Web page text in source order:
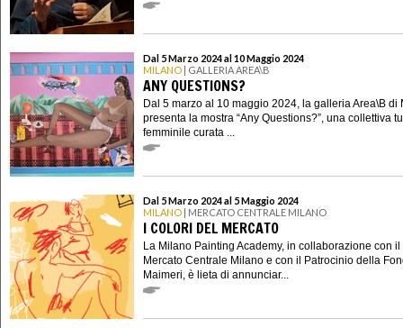
Dal 5 Marzo 2024 al 10 Maggio 2024
MILANO | GALLERIA AREA\B
ANY QUESTIONS?
Dal 5 marzo al 10 maggio 2024, la galleria Area\B di
presenta la mostra “Any Questions?”, una collettiva
femminile curata ...
Dal 5 Marzo 2024 al 5 Maggio 2024
MILANO | MERCATO CENTRALE MILANO
I COLORI DEL MERCATO
La Milano Painting Academy, in collaborazione con il
Mercato Centrale Milano e con il Patrocinio della
Maimeri, è lieta di annunciar...